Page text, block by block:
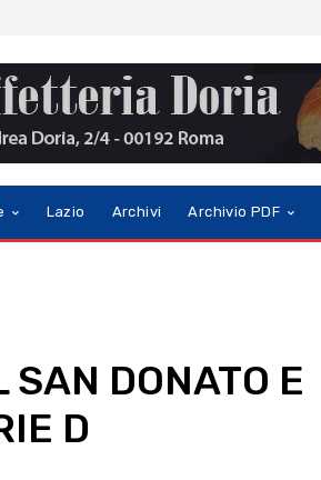
Lazio Archivi Archivio PDF
DONATO E
D